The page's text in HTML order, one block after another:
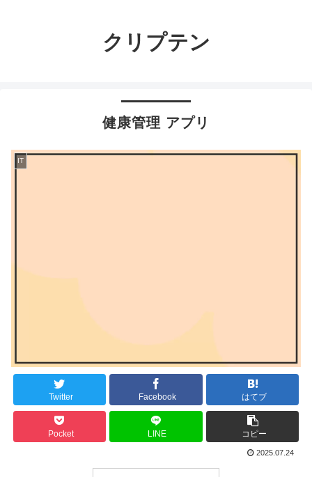
クリプテン
健康管理 アプリ
IT
Twitter Facebook はてブ
Pocket LINE コピー
2025.07.24